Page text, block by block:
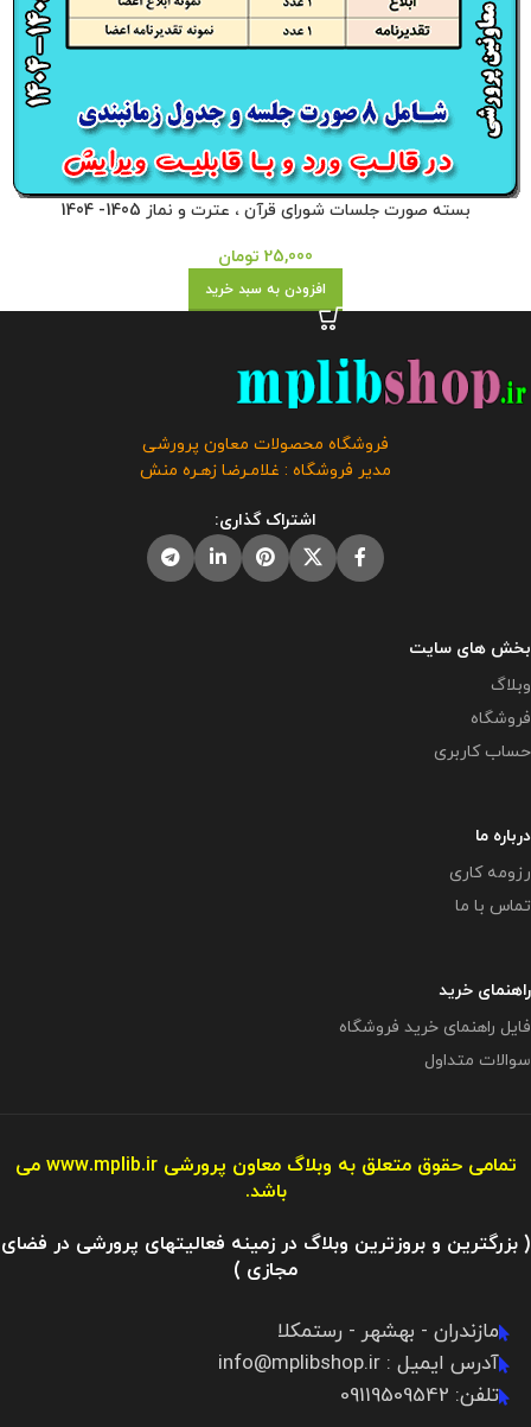
بسته صورت جلسات شورای قرآن ، عترت و نماز 1405- 1404
25,000 تومان
افزودن به سبد خرید
فروشگاه محصولات معاون پرورشی
مدیر فروشگاه : غلامـرضا زهـره منش
اشتراک گذاری:
بخش های سایت
وبلاگ
فروشگاه
حساب کاربری
درباره ما
رزومه کاری
تماس با ما
راهنمای خرید
فایل راهنمای خرید فروشگاه
سوالات متداول
تمامی حقوق متعلق به وبلاگ معاون پرورشیwww.mplib.ir می
باشد.
( بزرگترین و بروزترین وبلاگ در زمینه فعالیتهای پرورشی در فضای
مجازی )
مازندران - بهشهر - رستمکلا
آدرس ایمیل : info@mplibshop.ir
تلفن: 09119509542​